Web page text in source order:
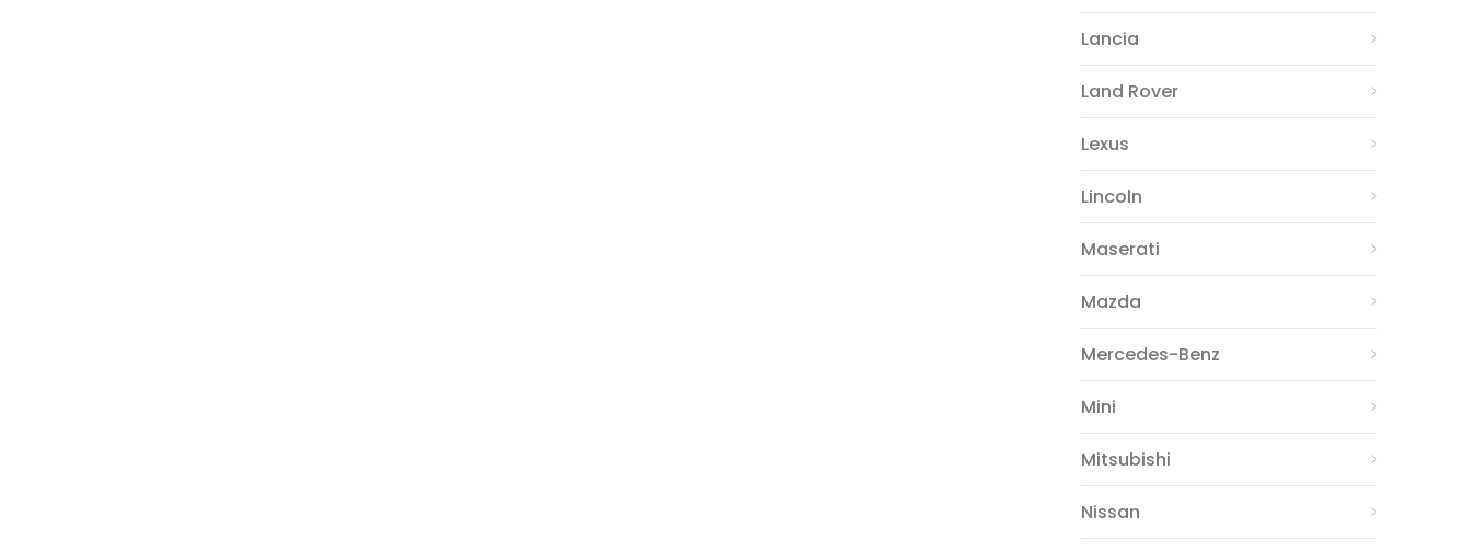
Lancia
Land Rover
Lexus
Lincoln
Maserati
Mazda
Mercedes-Benz
Mini
Mitsubishi
Nissan